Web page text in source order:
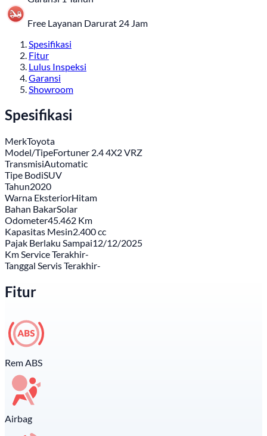
Free Layanan Darurat 24 Jam
Spesifikasi
Fitur
Lulus Inspeksi
Garansi
Showroom
Spesifikasi
MerkToyota
Model/TipeFortuner 2.4 4X2 VRZ
TransmisiAutomatic
Tipe BodiSUV
Tahun2020
Warna EksteriorHitam
Bahan BakarSolar
Odometer45.462 Km
Kapasitas Mesin2.400 cc
Pajak Berlaku Sampai12/12/2025
Km Service Terakhir-
Tanggal Servis Terakhir-
Fitur
Rem ABS
Airbag